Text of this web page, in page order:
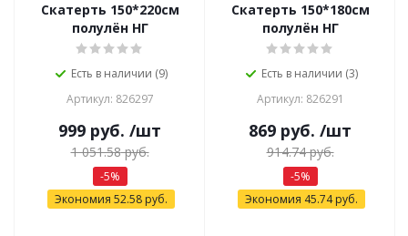
Скатерть 150*220см
полулён НГ
Есть в наличии (9)
Артикул: 826297
999 руб. /шт
1 051.58руб.
-5%
Экономия 52.58 руб.
Скатерть 150*180см
полулён НГ
Есть в наличии (3)
Артикул: 826291
869 руб. /шт
914.74руб.
-5%
Экономия 45.74руб.